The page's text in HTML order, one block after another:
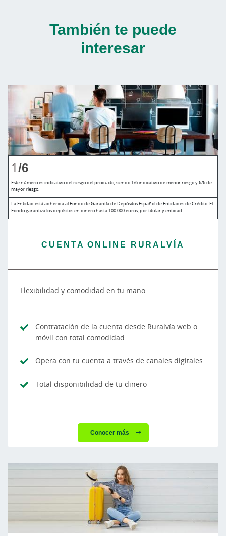
También te puede
interesar
1/6
Este número es indicativo del riesgo del producto, siendo 1/6 indicativo de menor riesgo y 6/6 de
mayor riesgo.
La Entidad está adherida al Fondo de Garantía de Depósitos Español de Entidades de Crédito. El
Fondo garantiza los depósitos en dinero hasta 100.000 euros, por titular y entidad.
CUENTA ONLINE RURALVÍA
Flexibilidad y comodidad en tu mano.
Contratación de la cuenta desde Ruralvía web o
móvil con total comodidad
Opera con tu cuenta a través de canales digitales
Total disponibilidad de tu dinero
Conocer más